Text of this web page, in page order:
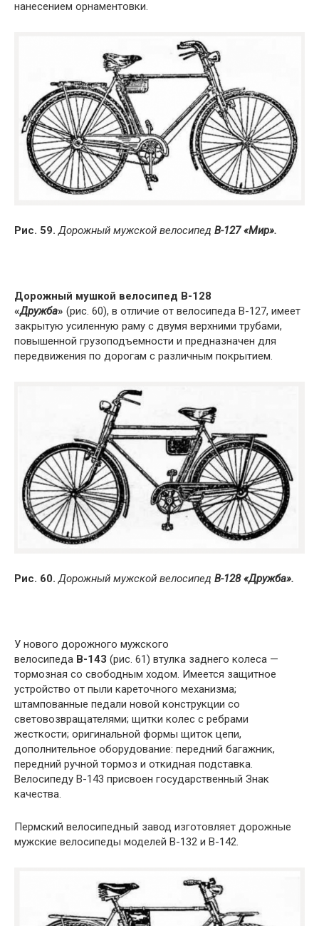
нанесением орнаментовки.
Рис. 59. Дорожный мужской велосипед В-127 «Мир».
Дорожный мушкой велосипед В-128
«Дружба» (рис. 60), в отличие от велосипеда В-127, имеет
закрытую усиленную раму с двумя верхними трубами,
повышенной грузоподъемности и предназначен для
передвижения по дорогам с различным покрытием.
Рис. 60. Дорожный мужской велосипед В-128 «Дружба».
У нового дорожного мужского
велосипеда В-143 (рис. 61) втулка заднего колеса —
тормозная со свободным ходом. Имеется защитное
устройство от пыли кареточного механизма;
штампованные педали новой конструкции со
световозвращателями; щитки колес с ребрами
жесткости; оригинальной формы щиток цепи,
дополнительное оборудование: передний багажник,
передний ручной тормоз и откидная подставка.
Велосипеду В-143 присвоен государственный Знак
качества.
Пермский велосипедный завод изготовляет дорожные
мужские велосипеды моделей В-132 и В-142.